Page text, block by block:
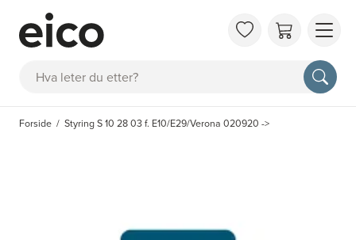
Søk
OM
FAQ
Forside Styring S 10 28 03 f. E10/E29/Verona 020920 ->